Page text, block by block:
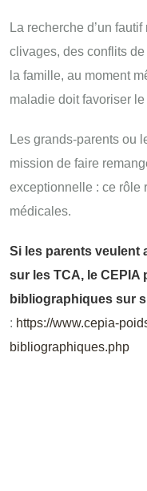
La recherche d’un
clivages, des conflits
la famille, au moment
maladie doit favoriser
Les grands-parents ou
mission de faire
exceptionnelle : ce rôle
médicales.
Si les parents veulent
sur les TCA, le
bibliographiques sur
: https://www.cepia-
bibliographiques.php